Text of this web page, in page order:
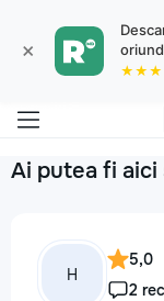
×
Ai putea fi aici
Н
5,0
2